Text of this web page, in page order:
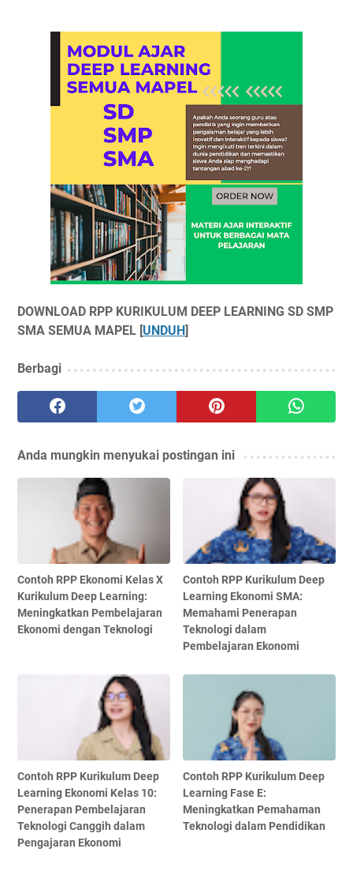
DOWNLOAD RPP KURIKULUM DEEP LEARNING SD SMP
SMA SEMUA MAPEL [UNDUH]
Berbagi
Anda mungkin menyukai postingan ini
Contoh RPP Ekonomi Kelas X
Kurikulum Deep Learning:
Meningkatkan Pembelajaran
Ekonomi dengan Teknologi
Contoh RPP Kurikulum Deep
Learning Ekonomi SMA:
Memahami Penerapan
Teknologi dalam
Pembelajaran Ekonomi
Contoh RPP Kurikulum Deep
Learning Ekonomi Kelas 10:
Penerapan Pembelajaran
Teknologi Canggih dalam
Pengajaran Ekonomi
Contoh RPP Kurikulum Deep
Learning Fase E:
Meningkatkan Pemahaman
Teknologi dalam Pendidikan